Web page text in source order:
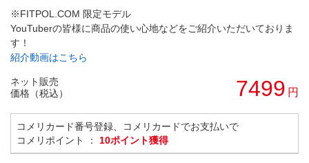
※FITPOL.COM 限定モデル
YouTuberの皆様に商品の使い心地などをご紹介いただいておりま
す！
紹介動画はこちら
ネット販売
価格（税込）
7499 円
コメリカード番号登録、コメリカードでお支払いで
コメリポイント ： 10ポイント獲得